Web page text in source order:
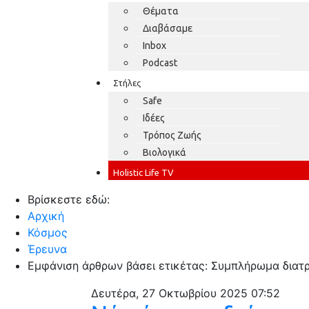
Θέματα
Διαβάσαμε
Inbox
Podcast
Στήλες
Safe
Ιδέες
Τρόπος Ζωής
Βιολογικά
Holistic Life TV
Βρίσκεστε εδώ:
Αρχική
Κόσμος
Έρευνα
Εμφάνιση άρθρων βάσει ετικέτας: Συμπλήρωμα
Δευτέρα, 27 Οκτωβρίου 2025 07:52